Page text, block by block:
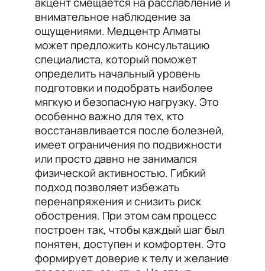
внимательное наблюдение за
ощущениями. Медцентр Алматы
может предложить консультацию
специалиста, который поможет
определить начальный уровень
подготовки и подобрать наиболее
мягкую и безопасную нагрузку. Это
особенно важно для тех, кто
восстанавливается после болезней,
имеет ограничения по подвижности
или просто давно не занимался
физической активностью. Гибкий
подход позволяет избежать
перенапряжения и снизить риск
обострения. При этом сам процесс
построен так, чтобы каждый шаг был
понятен, доступен и комфортен. Это
формирует доверие к телу и желание